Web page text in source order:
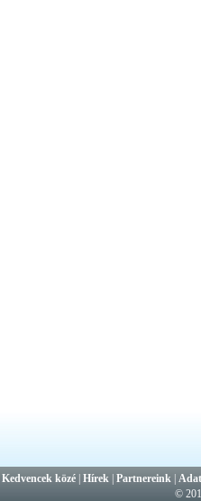
|Kedvencek közé |Hírek |Partnereink |
©